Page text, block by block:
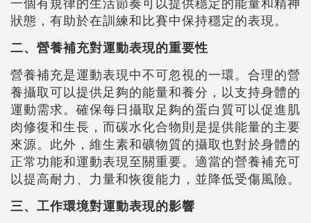
狀態，有助於在訓練和比賽中保持穩定的表現。
二、營養補充對運動表現的重要性
營養補充是運動表現中不可忽視的一環。合理的營
養攝取可以提供足夠的能量和養分，以支持身體的
運動需求。確保每日攝取足夠的蛋白質可以促進肌
肉修復和生長，而碳水化合物則是提供能量的主要
來源。此外，維生素和礦物質的攝取也對於身體的
正常功能和運動表現至關重要。適當的營養補充可
以提高耐力、力量和恢復能力，並降低受傷風險。
三、工作環境對運動表現的影響